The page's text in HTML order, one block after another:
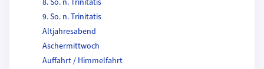
8. So. n. Trinitatis
9. So. n. Trinitatis
Altjahresabend
Aschermittwoch
Auffahrt / Himmelfahrt